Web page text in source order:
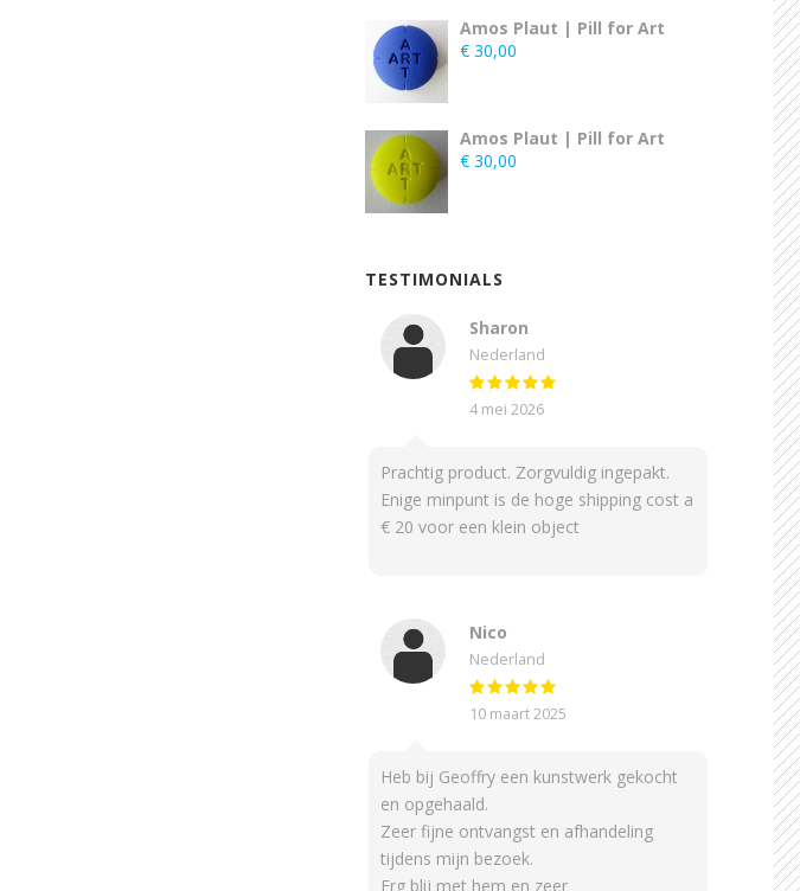
Amos Plaut | Pill for Art
€ 30,00
Amos Plaut | Pill for Art
€ 30,00
TESTIMONIALS
Sharon
Nederland
4 mei 2026
Prachtig product. Zorgvuldig ingepakt.
Enige minpunt is de hoge shipping cost a
€ 20 voor een klein object
Nico
Nederland
10 maart 2025
Heb bij Geoffry een kunstwerk gekocht
en opgehaald.
Zeer fijne ontvangst en afhandeling
tijdens mijn bezoek.
Erg blij met hem en zeer